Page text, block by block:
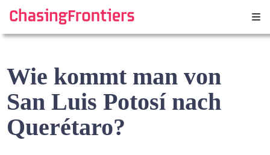
content
Wie kommt man von
San Luis Potosí nach
Querétaro?